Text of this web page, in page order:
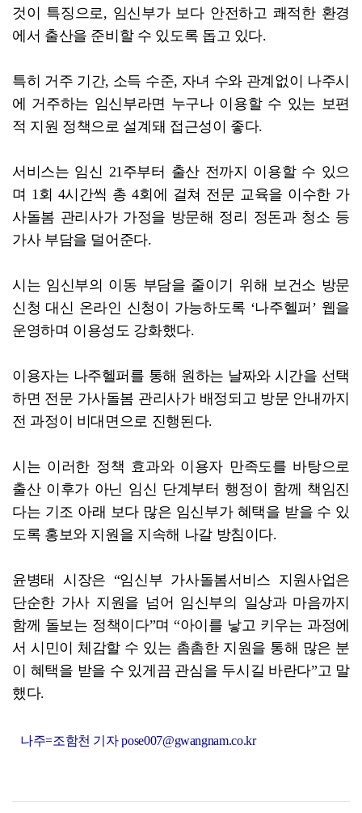
것이 특징으로, 임신부가 보다 안전하고 쾌적한 환경
에서 출산을 준비할 수 있도록 돕고 있다.
특히 거주 기간, 소득 수준, 자녀 수와 관계없이 나주시
에 거주하는 임신부라면 누구나 이용할 수 있는 보편
적 지원 정책으로 설계돼 접근성이 좋다.
서비스는 임신 21주부터 출산 전까지 이용할 수 있으
며 1회 4시간씩 총 4회에 걸쳐 전문 교육을 이수한 가
사돌봄 관리사가 가정을 방문해 정리 정돈과 청소 등
가사 부담을 덜어준다.
시는 임신부의 이동 부담을 줄이기 위해 보건소 방문
신청 대신 온라인 신청이 가능하도록 ‘나주헬퍼’ 웹을
운영하며 이용성도 강화했다.
이용자는 나주헬퍼를 통해 원하는 날짜와 시간을 선택
하면 전문 가사돌봄 관리사가 배정되고 방문 안내까지
전 과정이 비대면으로 진행된다.
시는 이러한 정책 효과와 이용자 만족도를 바탕으로
출산 이후가 아닌 임신 단계부터 행정이 함께 책임진
다는 기조 아래 보다 많은 임신부가 혜택을 받을 수 있
도록 홍보와 지원을 지속해 나갈 방침이다.
윤병태 시장은 “임신부 가사돌봄서비스 지원사업은
단순한 가사 지원을 넘어 임신부의 일상과 마음까지
함께 돌보는 정책이다”며 “아이를 낳고 키우는 과정에
서 시민이 체감할 수 있는 촘촘한 지원을 통해 많은 분
이 혜택을 받을 수 있게끔 관심을 두시길 바란다”고 말
했다.
나주=조함천 기자 pose007@gwangnam.co.kr